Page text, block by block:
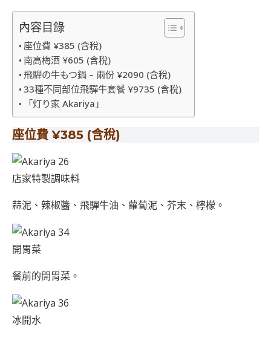
內容目錄
座位費 ¥385 (含稅)
南高梅酒 ¥605 (含稅)
飛騨の牛もつ鍋 – 兩份 ¥2090 (含稅)
33種不同部位飛驒牛套餐 ¥9735 (含稅)
「灯り家 Akariya」
座位費 ¥385 (含稅)
店家特製調味料
蒜泥、辣椒醬、飛驒牛油、蘿蔔泥、芥末、檸檬。
開胃菜
餐前的開胃菜。
冰開水